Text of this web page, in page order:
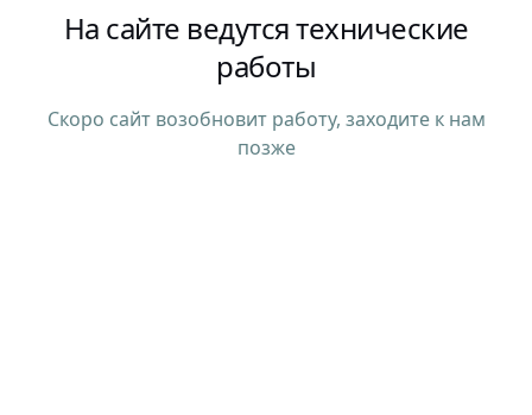
На сайте ведутся технические
работы
Скоро сайт возобновит работу, заходите к нам
позже